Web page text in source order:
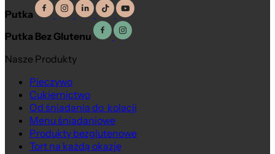
Putka
Putka Bez Glutenu
Nasze Produkty
Pieczywo
Cukiernictwo
Od śniadania do kolacji
Menu śniadaniowe
Produkty bezglutenowe
Tort na każdą okazję